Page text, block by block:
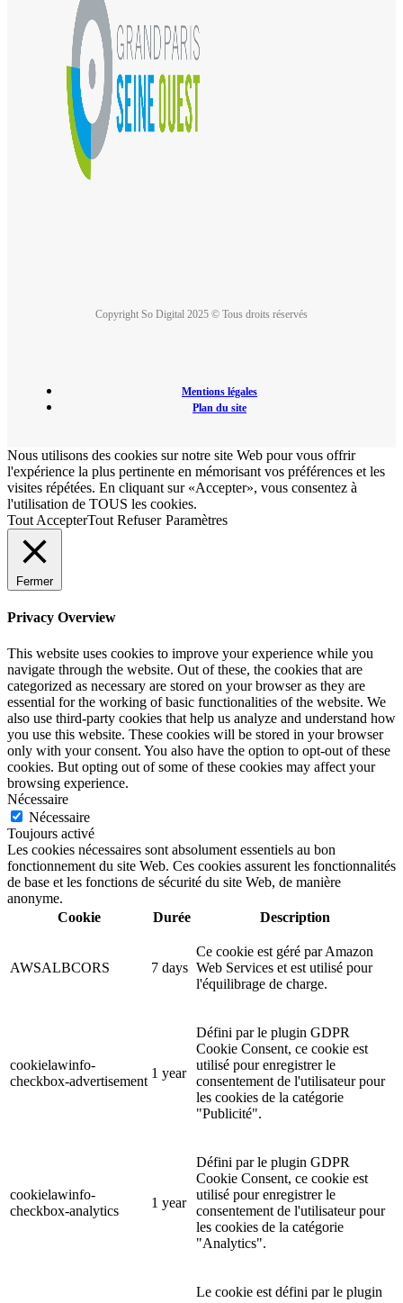
Copyright So Digital 2025 © Tous droits réservés
Mentions légales
Plan du site
Nous utilisons des cookies sur notre site Web pour vous offrir
l'expérience la plus pertinente en mémorisant vos préférences et les
visites répétées. En cliquant sur «Accepter», vous consentez à
l'utilisation de TOUS les cookies.
Tout AccepterTout Refuser Paramètres
Fermer
Privacy Overview
This website uses cookies to improve your experience while you
navigate through the website. Out of these, the cookies that are
categorized as necessary are stored on your browser as they are
essential for the working of basic functionalities of the website. We
also use third-party cookies that help us analyze and understand how
you use this website. These cookies will be stored in your browser
only with your consent. You also have the option to opt-out of these
cookies. But opting out of some of these cookies may affect your
browsing experience.
Nécessaire
Nécessaire
Toujours activé
Les cookies nécessaires sont absolument essentiels au bon
fonctionnement du site Web. Ces cookies assurent les fonctionnalités
de base et les fonctions de sécurité du site Web, de manière
anonyme.
Cookie
Durée Description
AWSALBCORS 7 days
Ce cookie est géré par Amazon
Web Services et est utilisé pour
l'équilibrage de charge.
cookielawinfo-
checkbox-advertisement
1 year
Défini par le plugin GDPR
Cookie Consent, ce cookie est
utilisé pour enregistrer le
consentement de l'utilisateur pour
les cookies de la catégorie
"Publicité".
cookielawinfo-
checkbox-analytics
1 year
Défini par le plugin GDPR
Cookie Consent, ce cookie est
utilisé pour enregistrer le
consentement de l'utilisateur pour
les cookies de la catégorie
"Analytics".
Le cookie est défini par le plugin